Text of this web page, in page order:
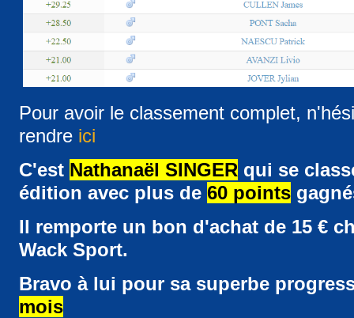
Pour avoir le classement complet,
rendre ici
C'est Nathanaël SINGER qui se
édition avec plus de60 points
Il remporte un bon d'achat de 15 €
Wack Sport.
Bravo à lui pour sa superbe
mois